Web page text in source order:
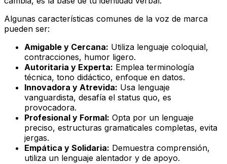
Algunas características comunes de la voz de marca
pueden ser:
Amigable y Cercana: Utiliza lenguaje coloquial,
contracciones, humor ligero.
Autoritaria y Experta: Emplea terminología
técnica, tono didáctico, enfoque en datos.
Innovadora y Atrevida: Usa lenguaje
vanguardista, desafía el status quo, es
provocadora.
Profesional y Formal: Opta por un lenguaje
preciso, estructuras gramaticales completas, evita
jergas.
Empática y Solidaria: Demuestra comprensión,
utiliza un lenguaje alentador y de apoyo.